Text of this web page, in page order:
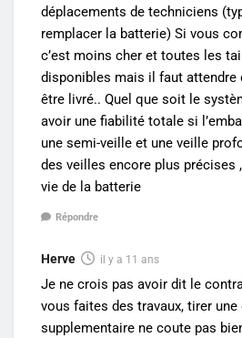
déplacements de techniciens
remplacer la batterie) Si vous
c’est moins cher et toutes les
disponibles mais il faut attendre
être livré.. Quel que soit le
avoir une fiabilité totale si
une semi-veille et une veille
des veilles encore plus précises
vie de la batterie
Répondre
Herve il y a 11 ans
Je ne crois pas avoir dit le
vous faites des travaux, tirer une
supplementaire ne coute pas